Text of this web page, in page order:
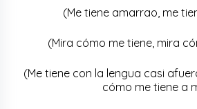
(Me tiene amarrao, me
(Mira cómo me tiene, mira
(Me tiene con la lengua casi
cómo me tiene a